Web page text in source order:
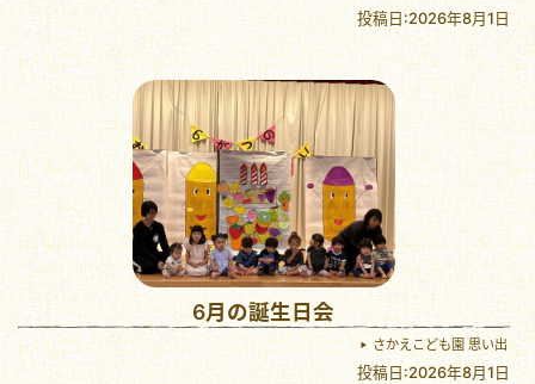
投稿日:2026年8月1日
6月の誕生日会
さかえこども園 思い出
投稿日:2026年8月1日